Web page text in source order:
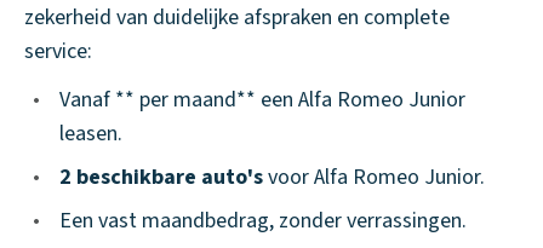
zekerheid van duidelijke afspraken en complete
service:
•
Vanaf ** per maand** een Alfa Romeo Junior
leasen.
•
2 beschikbare auto'svoor Alfa Romeo Junior.
•
Een vast maandbedrag, zonder verrassingen.